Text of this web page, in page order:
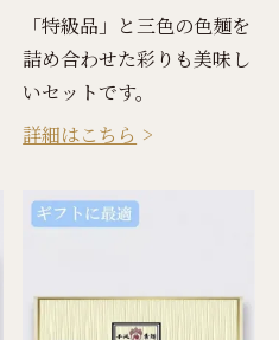
「特級品」と三色の色麺を
詰め合わせた彩りも美味し
いセットです。
詳細はこちら